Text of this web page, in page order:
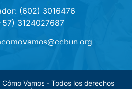
(602) 3016476
3124027687
Vamos - Todos los derechos